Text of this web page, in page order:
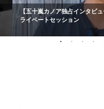
【五十嵐カノア独占インタビ
ライベートセッション